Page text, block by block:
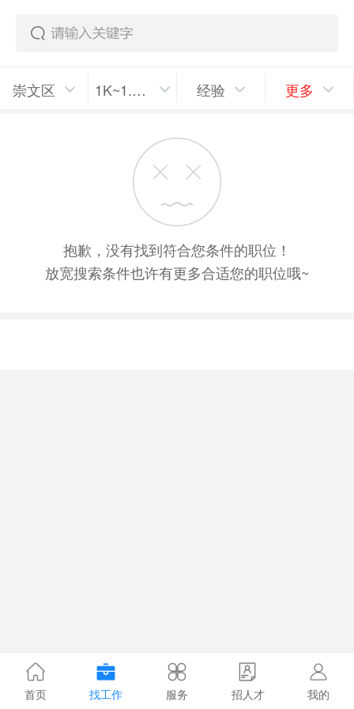
崇文区 1K~1.5K/月 经验 更多
抱歉，没有找到符合您条件的职位！
放宽搜索条件也许有更多合适您的职位哦~
首页 找工作 服务 招人才 我的